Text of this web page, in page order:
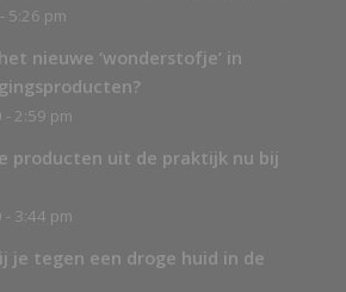
5:26 pm
nieuwe ‘wonderstofje’ in
2:59 pm
producten uit de praktijk nu bij
3:44 pm
je tegen een droge huid in de